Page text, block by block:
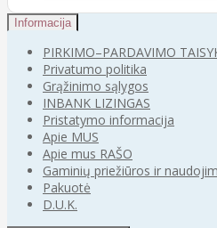
Informacija
PIRKIMO–PARDAVIMO
Privatumo politika
Grąžinimo sąlygos
INBANK LIZINGAS
Pristatymo informacija
Apie MUS
Apie mus RAŠO
Gaminių priežiūros ir
Pakuotė
D.U.K.